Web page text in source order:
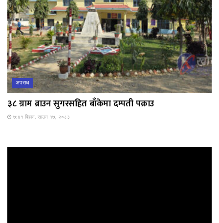
अपराध
३८ ग्राम ब्राउन सुगरसहित बाँकेमा दम्पती पक्राउ
७:४१ बिहान, साउन १७, २०८३